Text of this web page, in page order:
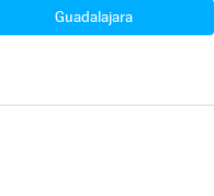
Guadalajara